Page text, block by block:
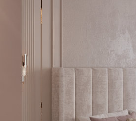
info@estee-design.ru